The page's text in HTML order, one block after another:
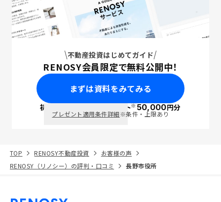
不動産投資はじめてガイド
RENOSY会員限定で無料公開中！
まずは資料をみてみる
初回面談で ポイント※50,000円分
プレゼント適用条件詳細※条件・上限あり
TOP RENOSY不動産投資
お客様の声
RENOSY（リノシー）の評判・口コミ
長野市役所